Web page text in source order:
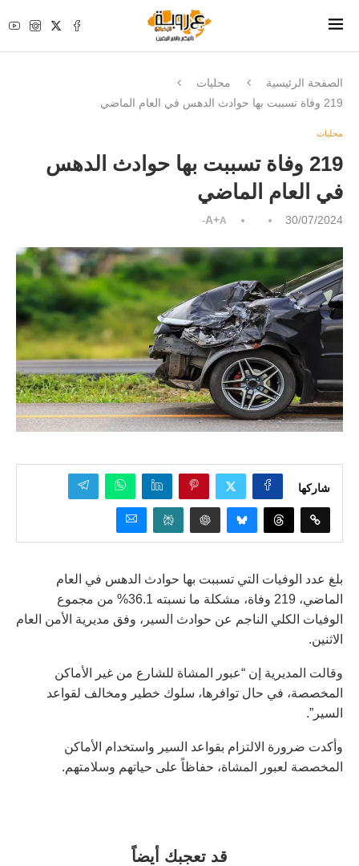
الصفحة الرئيسية
محليات
219 وفاة تسببت بها حوادث الدهس في العام الماضي
محليات
219 وفاة تسببت بها حوادث الدهس
في العام الماضي
30/07/2024
A+A-
شاركها
بلغ عدد الوفيات التي تسببت بها حوادث الدهس في العام
الماضي، 219 وفاة، مشكلة ما نسبته 36.1% من مجموع
الوفيات الكلي الناجم عن حوادث السير، وفق مديرية الأمن العام
الاثنين.
وقالت المديرية إن “عبور المشاة للشارع من غير الأماكن
المخصصة، في حال توافرها، سلوك خطير ومخالف لقواعد
السير”.
وأكدت ضرورة الالتزام بقواعد السير واستخدام الأماكن
المخصصة لعبور المشاة، حفاظاً على حياتهم وسلامتهم.
قد تعجبك أيضاً